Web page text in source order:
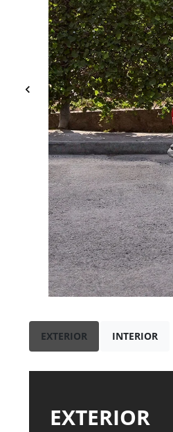
EXTERIOR INTERIOR
EXTERIOR